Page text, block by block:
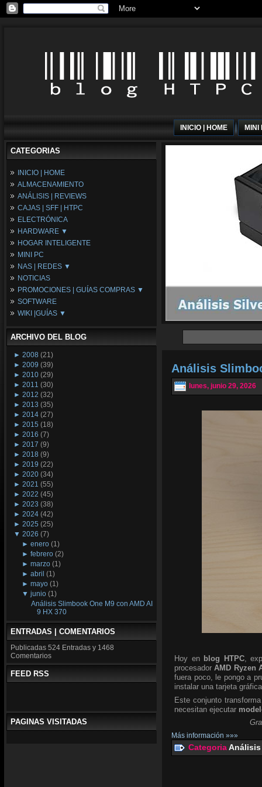
INICIO | HOME MINI
CATEGORIAS
INICIO | HOME
ALMACENAMIENTO
ANÁLISIS | REVIEWS
CAJAS | SFF | HTPC
ELECTRÓNICA
HARDWARE ▼
Fuentes de Alimentación
Memória RAM
Placas Base
Procesadores
Periféricos
Refrigeración
Tarjetas Gráficas
HOGAR INTELIGENTE
MINI PC
NAS | REDES ▼
NAS
Espacio Synology
Redes
NOTICIAS
PROMOCIONES | GUÍAS COMPRAS ▼
Configuraciones Ordenadores
Guías de Compras
SOFTWARE
WIKI |GUÍAS ▼
Wikipedia
ARCHIVO DEL BLOG
► 2008 (21)
► 2009 (39)
► 2010 (29)
► 2011 (30)
► 2012 (32)
► 2013 (35)
► 2014 (27)
► 2015 (18)
► 2016 (7)
► 2017 (9)
► 2018 (9)
► 2019 (22)
► 2020 (34)
► 2021 (55)
► 2022 (45)
► 2023 (38)
► 2024 (42)
► 2025 (25)
▼ 2026 (7)
►enero (1)
►febrero (2)
►marzo (1)
►abril (1)
►mayo (1)
▼junio (1)
Análisis Slimbook One M9 con AMD AI
9 HX 370
ENTRADAS | COMENTARIOS
Publicadas 524 Entradas y 1468
Comentarios
FEED RSS
PAGINAS VISITADAS
Análisis
lunes, junio 29, 2026
Hoy en blog HTPC,
procesadorAMD Ryzen
fuera poco, le pongo a
instalar una tarjeta
Este conjunto
necesitan ejecutar
Más información »»»
CategoriaAnálisis